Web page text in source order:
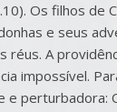
Os filhos
e seus
réus. A
impossível.
e perturbadora: